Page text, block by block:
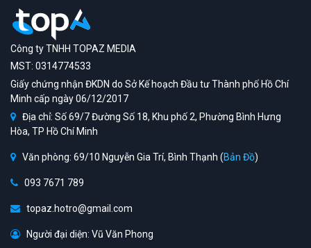
Công ty TNHH TOPAZ MEDIA
MST: 0314774533
Giấy chứng nhận ĐKDN do Sở Kế hoạch Đầu tư Thành phố Hồ Chí
Minh cấp ngày 06/12/2017
Địa chỉ: Số 69/7 Đường Số 18, Khu phố 2, Phường Bình Hưng
Hòa, TP Hồ Chí Minh
Văn phòng: 69/10 Nguyễn Gia Trí, Bình Thạnh (Bản Đồ)
093 7671 789
topaz.hotro@gmail.com
Người đại diện: Vũ Văn Phong